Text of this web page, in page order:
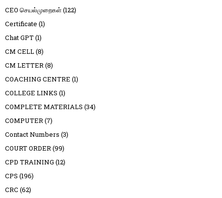
CEO செயல்முறைகள்(122)
Certificate (1)
Chat GPT(1)
CM CELL(8)
CM LETTER(8)
COACHING CENTRE (1)
COLLEGE LINKS (1)
COMPLETE MATERIALS (34)
COMPUTER(7)
Contact Numbers (3)
COURT ORDER(99)
CPD TRAINING (12)
CPS (196)
CRC (62)